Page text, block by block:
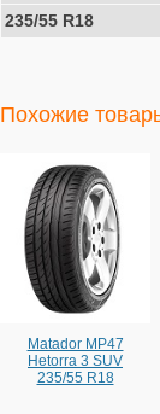
235/55 R18
Похожие
Matador MP47
Hetorra 3 SUV
235/55 R18